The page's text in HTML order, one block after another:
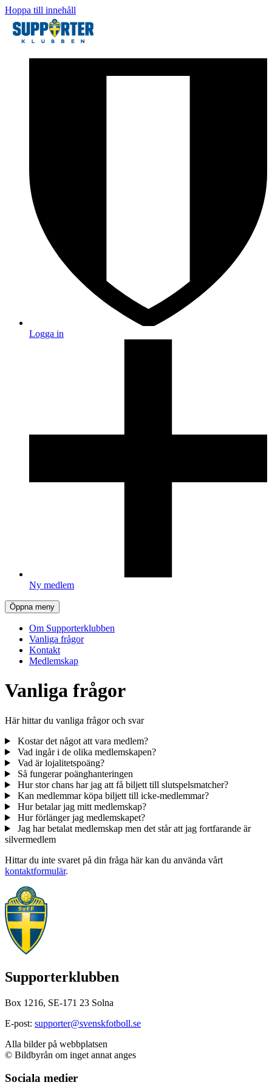
Hoppa till innehåll
Logga in
Ny medlem
Öppna meny
Om Supporterklubben
Vanliga frågor
Kontakt
Medlemskap
Vanliga frågor
Här hittar du vanliga frågor och svar
Kostar det något att vara medlem?
Vad ingår i de olika medlemskapen?
Vad är lojalitetspoäng?
Så fungerar poänghanteringen
Hur stor chans har jag att få biljett till slutspelsmatcher?
Kan medlemmar köpa biljett till icke-medlemmar?
Hur betalar jag mitt medlemskap?
Hur förlänger jag medlemskapet?
Jag har betalat medlemskap men det står att jag fortfarande är
silvermedlem
Hittar du inte svaret på din fråga här kan du använda vårt
kontaktformulär.
Supporterklubben
Box 1216, SE-171 23 Solna
E-post: supporter@svenskfotboll.se
Alla bilder på webbplatsen
© Bildbyrån om inget annat anges
Sociala medier